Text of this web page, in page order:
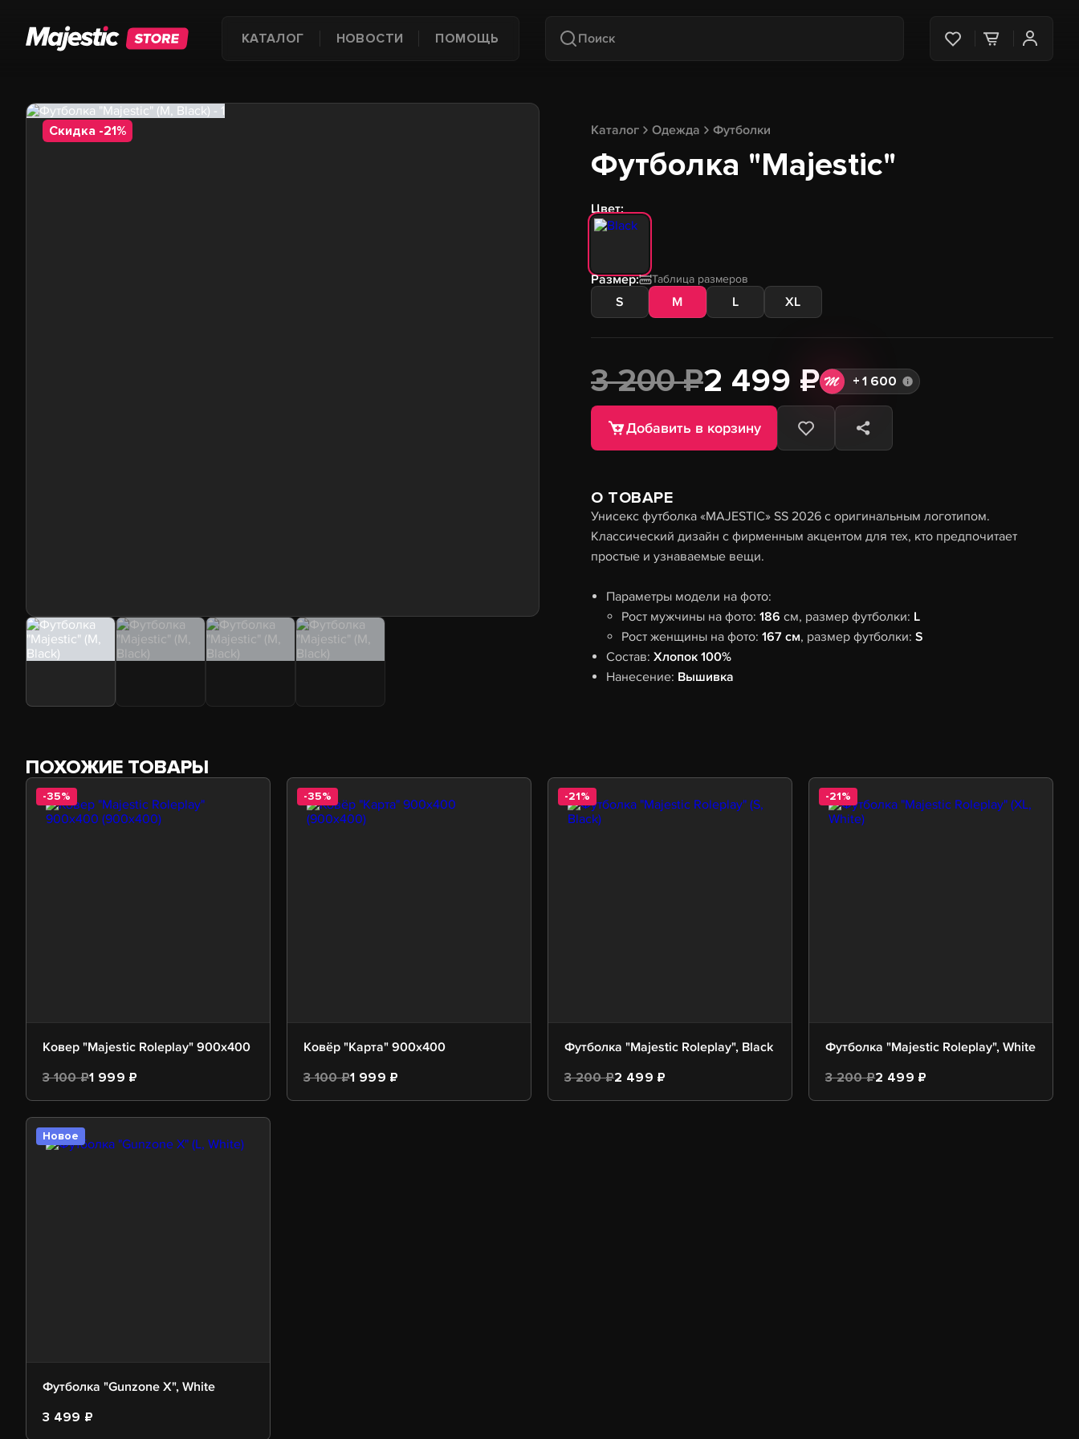
КАТАЛОГ НОВОСТИ ПОМОЩЬ
Скидка -21% Каталог Одежда Футболки
Футболка "Majestic"
Цвет:
Размер: Таблица размеров
S M L XL
3 200 ₽2 499 ₽ + 1 600
Добавить в корзину
О ТОВАРЕ
Унисекс футболка «MAJESTIC» SS 2026 с оригинальным логотипом.
Классический дизайн с фирменным акцентом для тех, кто предпочитает
простые и узнаваемые вещи.
Параметры модели на фото:
Рост мужчины на фото:186 см, размер футболки: L
Рост женщины на фото:167 см, размер футболки:S
Состав:Хлопок 100%
Нанесение: Вышивка
ПОХОЖИЕ ТОВАРЫ
-35%
Ковер "Majestic Roleplay" 900х400
3 100 ₽1 999 ₽
-35%
Ковёр "Карта" 900х400
3 100 ₽1 999 ₽
-21%
Футболка "Majestic Roleplay", Black
3 200 ₽2 499 ₽
-21%
Футболка "Majestic Roleplay", White
3 200 ₽2 499 ₽
Новое
Футболка "Gunzone X", White
3 499 ₽